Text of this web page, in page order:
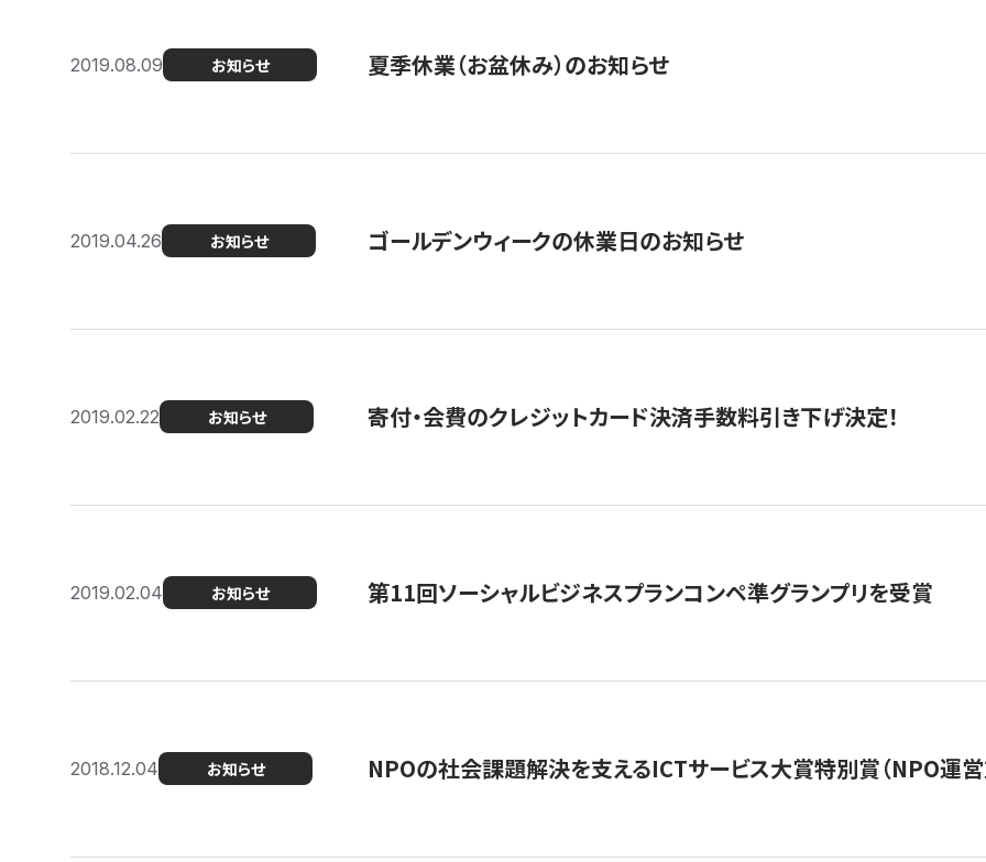
2019.08.09 お知らせ 夏季休業（お盆休み）のお知らせ
2019.04.26 お知らせ ゴールデンウィークの休業日のお知らせ
2019.02.22 お知らせ 寄付・会費のクレジットカード決済手数料引き下げ決定！
2019.02.04 お知らせ 第11回ソーシャルビジネスプランコンペ準グランプリを受賞
2018.12.04 お知らせ NPOの社会課題解決を支えるICTサービス大賞特別賞（NPO運